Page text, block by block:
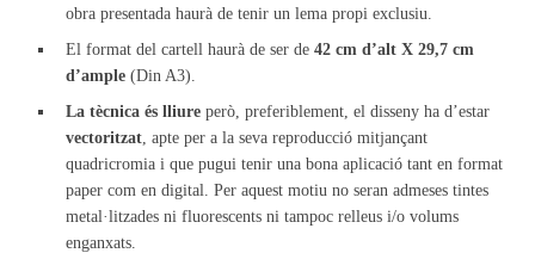
obra presentada haurà de tenir un lema propi exclusiu.
El format del cartell haurà de ser de 42 cm d’alt X 29,7 cm
d’ample (Din A3).
La tècnica és lliure però, preferiblement, el disseny ha d’estar
vectoritzat , apte per a la seva reproducció mitjançant
quadricromia i que pugui tenir una bona aplicació tant en format
paper com en digital. Per aquest motiu no seran admeses tintes
metal·litzades ni fluorescents ni tampoc relleus i/o volums
enganxats.